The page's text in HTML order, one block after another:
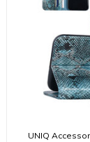
UNIQ